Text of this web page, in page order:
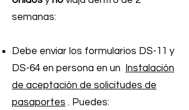
semanas:
Debe enviar los formularios DS-11 y
DS-64 en persona en un
Instalación
de aceptación de solicitudes de
pasaportes . Puedes: